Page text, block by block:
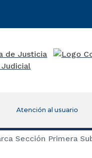
Atención al usuario
Sección Primera